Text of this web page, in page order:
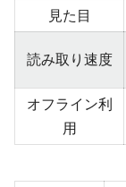
見た目
読み取り速度
オフライン利
用